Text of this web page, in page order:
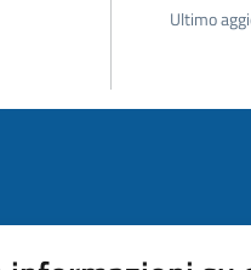
Ultimo